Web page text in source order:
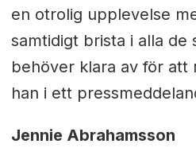
en otrolig upplevelse
samtidigt brista i alla de
behöver klara av för att
han i ett
Jennie Abrahamsson